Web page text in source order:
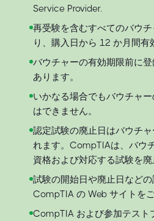
Service Provider.
再受験を含むすべてのバウ
り、購入日から 12 か月間有
バウチャーの有効期限前に
あります。
いかなる場合でもバウチャ
はできません。
認定試験の廃止日はバウチ
れます。CompTIAは、バウ
資格および対応する試験を廃
試験の開始日や廃止日などの
CompTIA の Web サイトをご
CompTIA および参加テスト